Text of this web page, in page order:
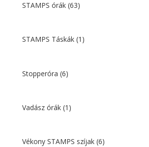
STAMPS órák (63)
STAMPS Táskák (1)
Stopperóra (6)
Vadász órák (1)
Vékony STAMPS szíjak (6)